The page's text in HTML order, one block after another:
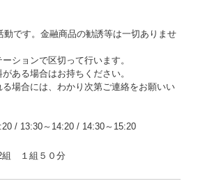
動です。金融商品の勧誘等は一切ありませ
ションで区切って行います。
ある場合はお持ちください。
る場合には、わかり次第ご連絡をお願いい
/ 13:30～14:20 / 14:30～15:20
組 １組５０分